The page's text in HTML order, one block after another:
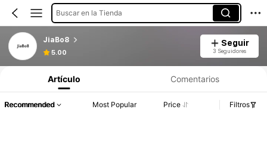
Buscar en la Tienda
JiaBo8
5.00
Seguir
3 Seguidores
Artículo Comentarios
Recommended Most Popular Price Filtros